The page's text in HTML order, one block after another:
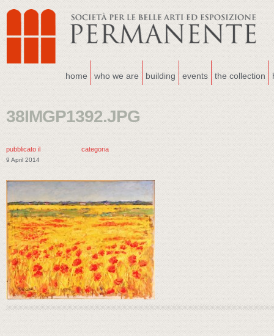
home who we are building events the collection
38IMGP1392.JPG
pubblicato il
9 April 2014
categoria